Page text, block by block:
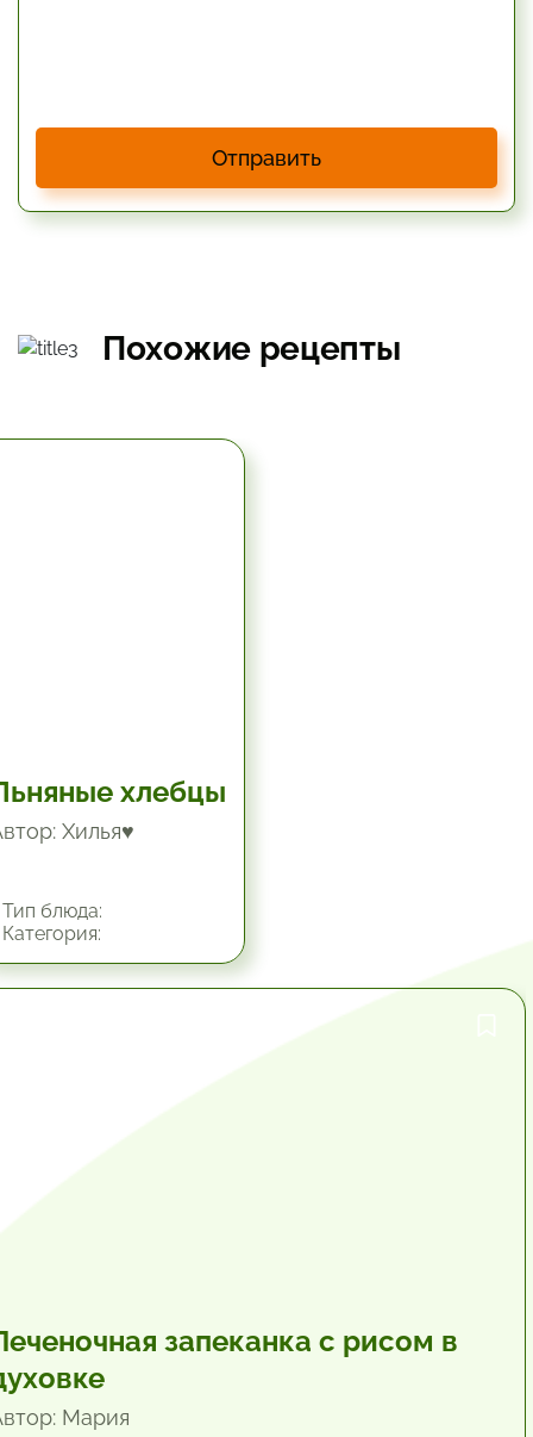
Отправить
Похожие рецепты
хлебцы
Хилья♥
блюда:
запеканка с рисом в
Мария